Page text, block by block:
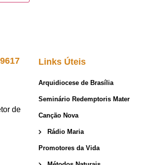
de
Links Úteis
Arquidiocese de Brasília
Seminário Redemptoris Mater
Canção Nova
Rádio Maria
Promotores da Vida